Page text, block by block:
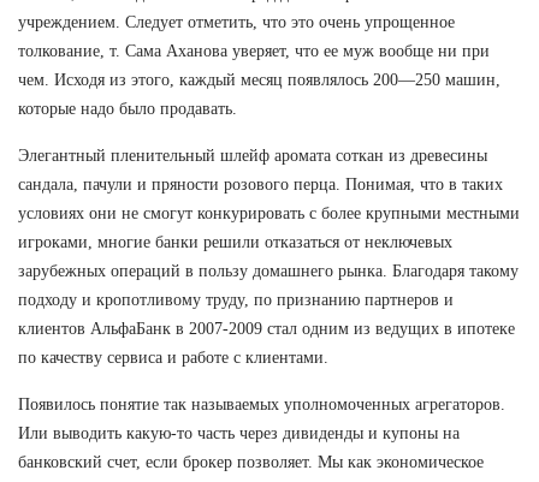
учреждением. Следует отметить, что это очень упрощенное
толкование, т. Сама Аханова уверяет, что ее муж вообще ни при
чем. Исходя из этого, каждый месяц появлялось 200—250 машин,
которые надо было продавать.
Элегантный пленительный шлейф аромата соткан из древесины
сандала, пачули и пряности розового перца. Понимая, что в таких
условиях они не смогут конкурировать с более крупными местными
игроками, многие банки решили отказаться от неключевых
зарубежных операций в пользу домашнего рынка. Благодаря такому
подходу и кропотливому труду, по признанию партнеров и
клиентов АльфаБанк в 2007-2009 стал одним из ведущих в ипотеке
по качеству сервиса и работе с клиентами.
Появилось понятие так называемых уполномоченных агрегаторов.
Или выводить какую-то часть через дивиденды и купоны на
банковский счет, если брокер позволяет. Мы как экономическое